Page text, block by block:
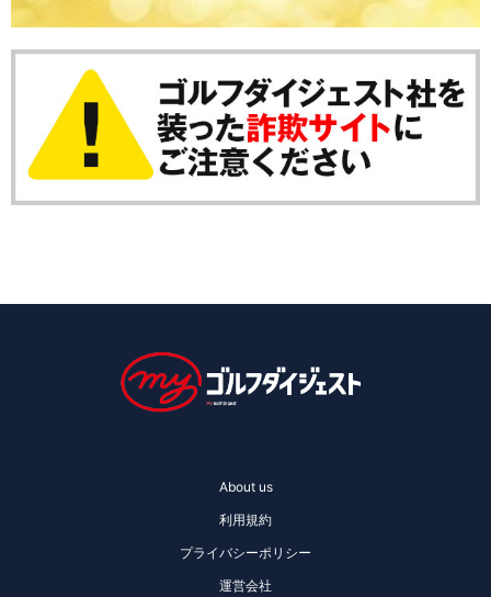
About us
利用規約
プライバシーポリシー
運営会社